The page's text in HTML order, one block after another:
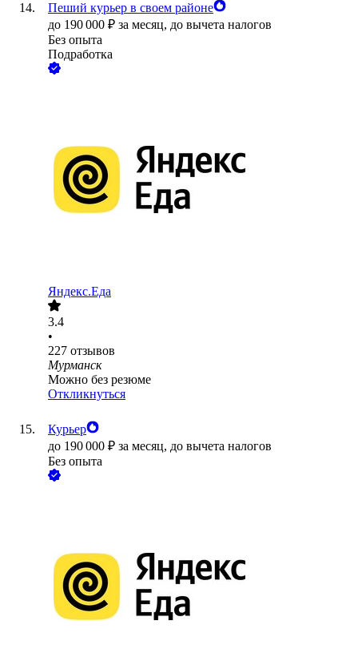
Пеший курьер в своем районе
до 190 000 ₽ за месяц, до вычета налогов
Без опыта
Подработка
Яндекс.Еда
3.4
•
227 отзывов
Мурманск
Можно без резюме
Откликнуться
Курьер
до 190 000 ₽ за месяц, до вычета налогов
Без опыта